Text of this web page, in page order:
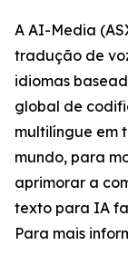
A AI-Media
tradução de
idiomas
global de
multilíngue em
mundo, para
aprimorar a
texto para IA
Para mais